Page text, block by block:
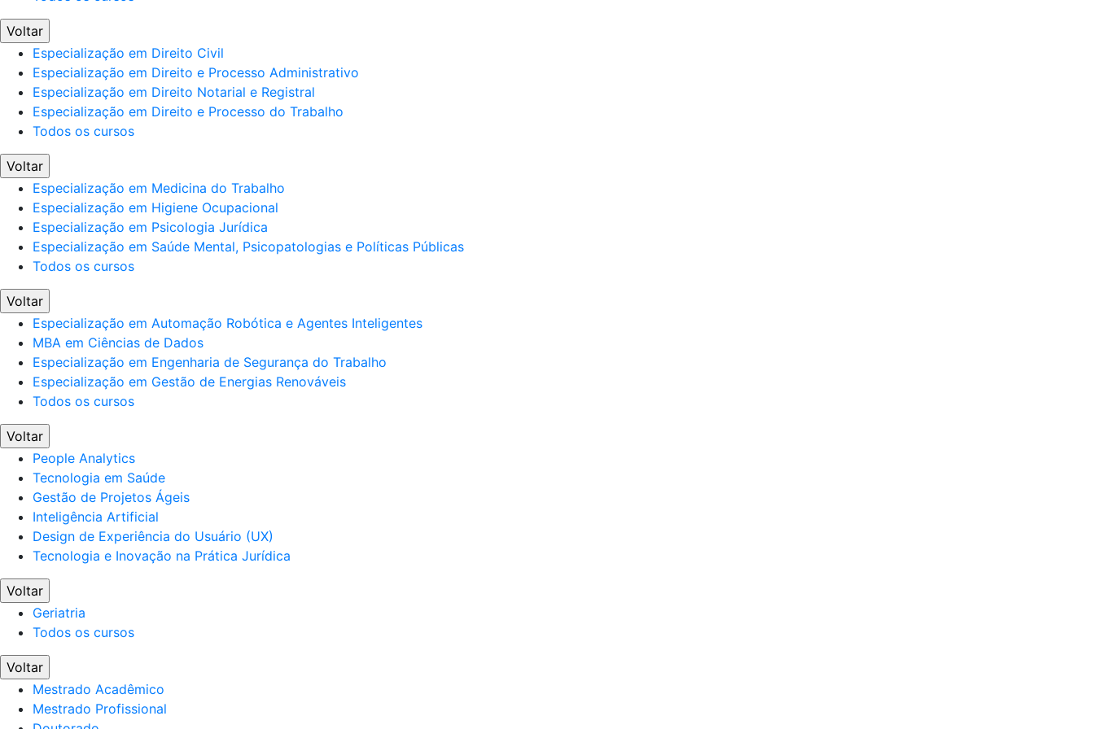
Voltar
Especialização em Direito Civil
Especialização em Direito e Processo Administrativo
Especialização em Direito Notarial e Registral
Especialização em Direito e Processo do Trabalho
Todos os cursos
Voltar
Especialização em Medicina do Trabalho
Especialização em Higiene Ocupacional
Especialização em Psicologia Jurídica
Especialização em Saúde Mental, Psicopatologias e Políticas Públicas
Todos os cursos
Voltar
Especialização em Automação Robótica e Agentes Inteligentes
MBA em Ciências de Dados
Especialização em Engenharia de Segurança do Trabalho
Especialização em Gestão de Energias Renováveis
Todos os cursos
Voltar
People Analytics
Tecnologia em Saúde
Gestão de Projetos Ágeis
Inteligência Artificial
Design de Experiência do Usuário (UX)
Tecnologia e Inovação na Prática Jurídica
Voltar
Geriatria
Todos os cursos
Voltar
Mestrado Acadêmico
Mestrado Profissional